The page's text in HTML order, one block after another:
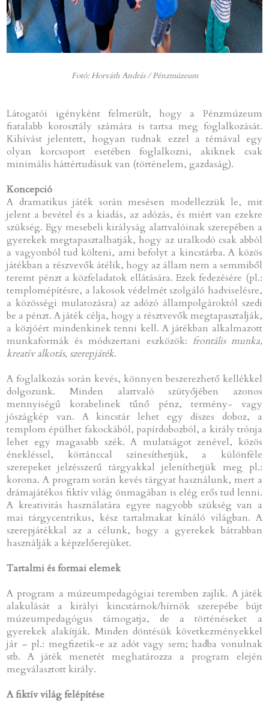
Fotó: Horváth András / Pénzmúzeum
Látogatói igényként felmerült, hogy a Pénzmúzeum
fiatalabb korosztály számára is tartsa meg foglalkozását.
Kihívást jelentett, hogyan tudnak ezzel a témával egy
olyan korcsoport esetében foglalkozni, akiknek csak
minimális háttértudásuk van (történelem, gazdaság).
Koncepció
A dramatikus játék során mesésen modellezzük le, mit
jelent a bevétel és a kiadás, az adózás, és miért van ezekre
szükség. Egy mesebeli királyság alattvalóinak szerepében a
gyerekek megtapasztalhatják, hogy az uralkodó csak abból
a vagyonból tud költeni, ami befolyt a kincstárba. A közös
játékban a részvevők átélik, hogy az állam nem a semmiből
teremt pénzt a közfeladatok ellátására. Ezek fedezésére (pl.:
templomépítésre, a lakosok védelmét szolgáló hadviselésre,
a közösségi mulatozásra) az adózó állampolgároktól szedi
be a pénzt. A játék célja, hogy a résztvevők megtapasztalják,
a közjóért mindenkinek tenni kell. A játékban alkalmazott
munkaformák és módszertani eszközök: frontális munka,
kreatív alkotás, szerepjáték.
A foglalkozás során kevés, könnyen beszerezhető kellékkel
dolgozunk. Minden alattvaló szütyőjében azonos
mennyiségű korabelinek tűnő pénz, termény- vagy
jószágkép van. A kincstár lehet egy díszes doboz, a
templom épülhet fakockából, papírdobozból, a király trónja
lehet egy magasabb szék. A mulatságot zenével, közös
énekléssel, körtánccal színesíthetjük, a különféle
szerepeket jelzésszerű tárgyakkal jeleníthetjük meg pl.:
korona. A program során kevés tárgyat használunk, mert a
drámajátékos fiktív világ önmagában is elég erős tud lenni.
A kreativitás használatára egyre nagyobb szükség van a
mai tárgycentrikus, kész tartalmakat kínáló világban. A
szerepjátékkal az a célunk, hogy a gyerekek bátrabban
használják a képzelőerejüket.
Tartalmi és formai elemek
A program a múzeumpedagógiai teremben zajlik. A játék
alakulását a királyi kincstárnok/hírnök szerepébe bújt
múzeumpedagógus támogatja, de a történéseket a
gyerekek alakítják. Minden döntésük következményekkel
jár – pl.: megfizetik-e az adót vagy sem; hadba vonulnak
stb. A játék menetét meghatározza a program elején
megválasztott király.
A fiktív világ felépítése